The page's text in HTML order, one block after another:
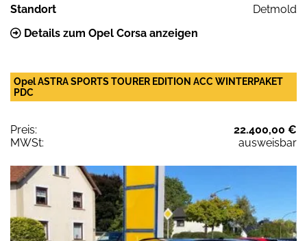
Standort
Detmold
Details zum Opel Corsa anzeigen
Opel ASTRA SPORTS TOURER EDITION ACC WINTERPAKET
PDC
Preis:
22.400,00 €
MWSt:
ausweisbar